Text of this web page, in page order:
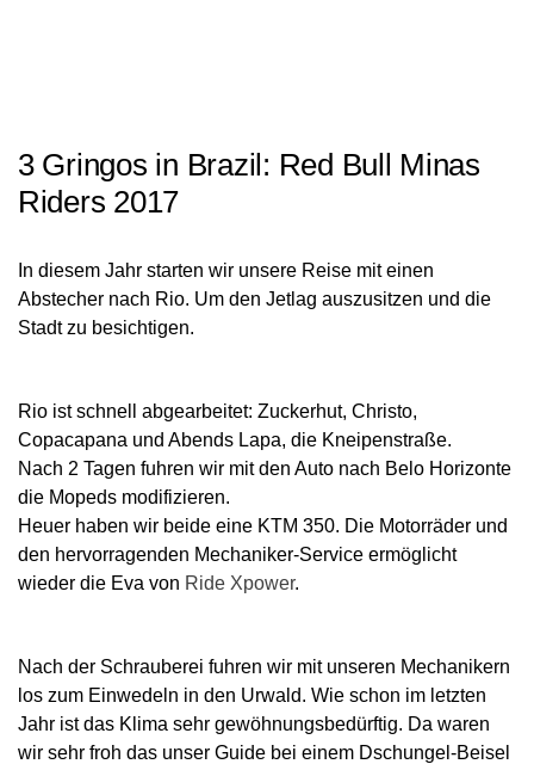
3 Gringos in Brazil: Red Bull Minas
Riders 2017
In diesem Jahr starten wir unsere Reise mit einen
Abstecher nach Rio. Um den Jetlag auszusitzen und die
Stadt zu besichtigen.
Rio ist schnell abgearbeitet: Zuckerhut, Christo,
Copacapana und Abends Lapa, die Kneipenstraße.
Nach 2 Tagen fuhren wir mit den Auto nach Belo Horizonte
die Mopeds modifizieren.
Heuer haben wir beide eine KTM 350. Die Motorräder und
den hervorragenden Mechaniker-Service ermöglicht
wieder die Eva von Ride Xpower.
Nach der Schrauberei fuhren wir mit unseren Mechanikern
los zum Einwedeln in den Urwald. Wie schon im letzten
Jahr ist das Klima sehr gewöhnungsbedürftig. Da waren
wir sehr froh das unser Guide bei einem Dschungel-Beisel